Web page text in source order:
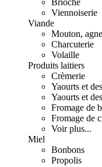
Brioche
Viennoiserie
Viande
Mouton,
Charcuterie
Volaille
Produits laitiers
Crèmerie
Yaourts et
Yaourts et
Fromage de
Fromage de
Voir plus...
Miel
Bonbons
Propolis